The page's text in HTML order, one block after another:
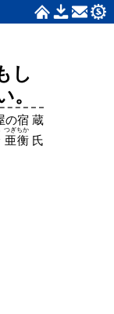
し
。
の宿 蔵
亜衡
つぎちか
氏